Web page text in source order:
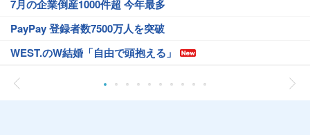
7月の企業倒産1000件超 今年最多
PayPay 登録者数7500万人を突破
WEST.のW結婚「自由で頭抱える」